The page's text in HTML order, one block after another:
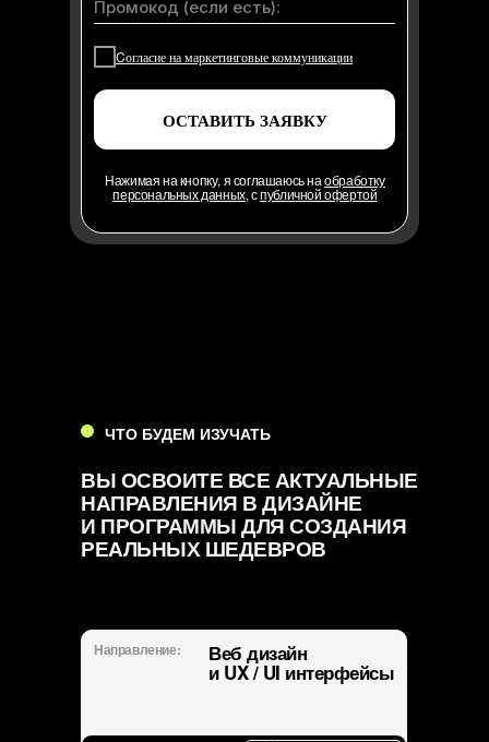
Cогласие на маркетинговые коммуникации
ОСТАВИТЬ ЗАЯВКУ
Нажимая на кнопку, я соглашаюсь наобработку
персональных данных, спубличной офертой
ЧТО БУДЕМ ИЗУЧАТЬ
ВЫ ОСВОИТЕ ВСЕ АКТУАЛЬНЫЕ
НАПРАВЛЕНИЯ В ДИЗАЙНЕ
И ПРОГРАММЫ ДЛЯ СОЗДАНИЯ
РЕАЛЬНЫХ ШЕДЕВРОВ
Веб дизайн
и UX / UI интерфейсы
Направление: